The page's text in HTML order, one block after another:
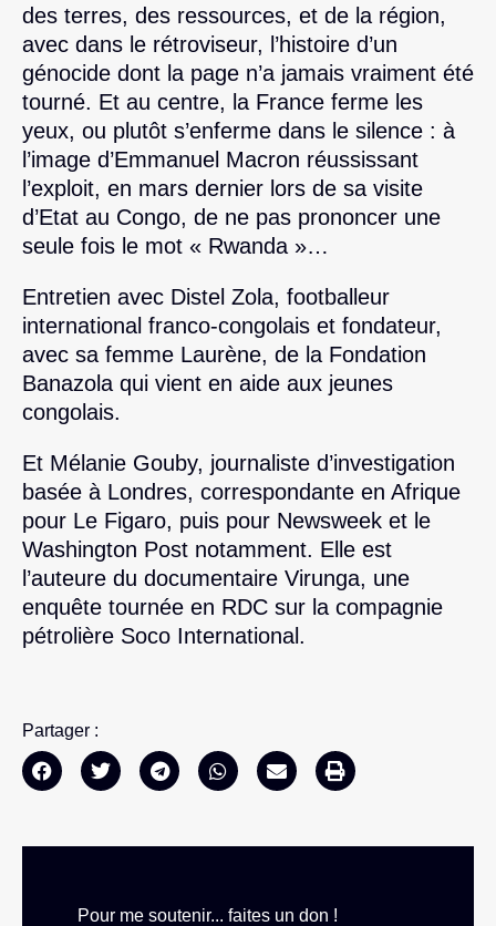
des terres, des ressources, et de la région,
avec dans le rétroviseur, l’histoire d’un
génocide dont la page n’a jamais vraiment été
tourné. Et au centre, la France ferme les
yeux, ou plutôt s’enferme dans le silence : à
l’image d’Emmanuel Macron réussissant
l’exploit, en mars dernier lors de sa visite
d’Etat au Congo, de ne pas prononcer une
seule fois le mot « Rwanda »…
Entretien avec Distel Zola, footballeur
international franco-congolais et fondateur,
avec sa femme Laurène, de la Fondation
Banazola qui vient en aide aux jeunes
congolais.
Et Mélanie Gouby, journaliste d’investigation
basée à Londres, correspondante en Afrique
pour Le Figaro, puis pour Newsweek et le
Washington Post notamment. Elle est
l’auteure du documentaire Virunga, une
enquête tournée en RDC sur la compagnie
pétrolière Soco International.
Partager :
Pour me soutenir... faites un don !